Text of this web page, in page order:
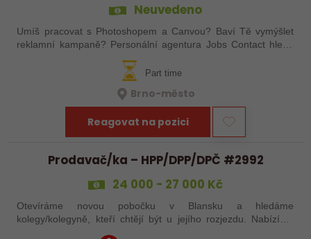
Neuvedeno
Umíš pracovat s Photoshopem a Canvou? Baví Tě vymýšlet
reklamní kampaně? Personální agentura Jobs Contact hledá
studentku na dlouhodobou brigádu v marketingu. Pokud máš
zájem, neváhej se ozvat! Kromě…
Part time
Brno-město
Reagovat na pozici
Prodavač/ka – HPP/DPP/DPČ #2992
24 000 - 27 000 Kč
Otevíráme novou pobočku v Blansku a hledáme
kolegy/kolegyně, kteří chtějí být u jejího rozjezdu. Nabízíme